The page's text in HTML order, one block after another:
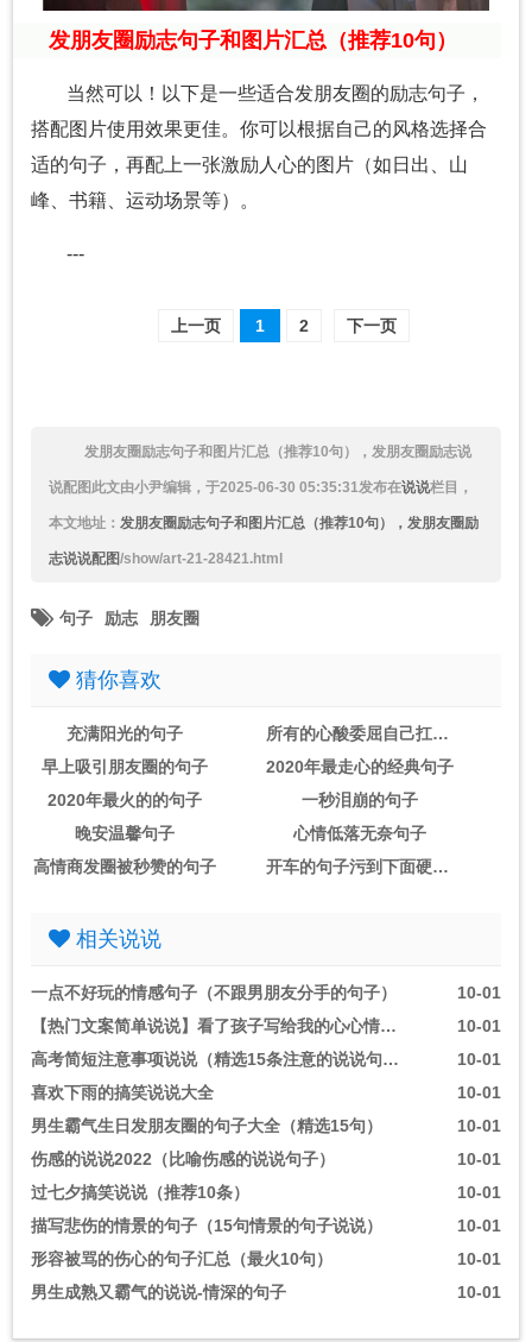
发朋友圈励志句子和图片汇总（推荐10句）
当然可以！以下是一些适合发朋友圈的励志句子，
搭配图片使用效果更佳。你可以根据自己的风格选择合
适的句子，再配上一张激励人心的图片（如日出、山
峰、书籍、运动场景等）。
---
上一页 1 2 下一页
发朋友圈励志句子和图片汇总（推荐10句），发朋友圈励志说
说配图 此文由小尹编辑，于2025-06-30 05:35:31发布在说说栏目，
本文地址： 发朋友圈励志句子和图片汇总（推荐10句），发朋友圈励
志说说配图/show/art-21-28421.html
句子 励志 朋友圈
猜你喜欢
充满阳光的句子
所有的心酸委屈自己扛的句子
早上吸引朋友圈的句子
2020年最走心的经典句子
2020年最火的的句子
一秒泪崩的句子
晚安温馨句子
心情低落无奈句子
高情商发圈被秒赞的句子
开车的句子污到下面硬的句子
相关说说
一点不好玩的情感句子（不跟男朋友分手的句子）
10-01
【热门文案简单说说】看了孩子写给我的心心情说说
10-01
高考简短注意事项说说（精选15条注意的说说句子）
10-01
喜欢下雨的搞笑说说大全
10-01
男生霸气生日发朋友圈的句子大全（精选15句）
10-01
伤感的说说2022（比喻伤感的说说句子）
10-01
过七夕搞笑说说（推荐10条）
10-01
描写悲伤的情景的句子（15句情景的句子说说）
10-01
形容被骂的伤心的句子汇总（最火10句）
10-01
男生成熟又霸气的说说-情深的句子
10-01